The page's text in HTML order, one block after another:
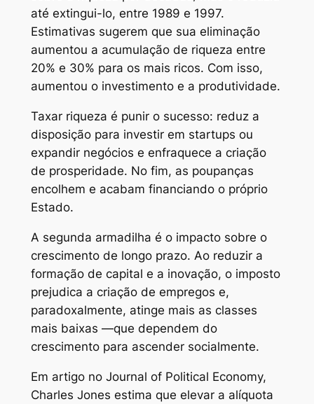
até extingui-lo, entre 1989 e 1997.
Estimativas sugerem que sua eliminação
aumentou a acumulação de riqueza entre
20% e 30% para os mais ricos. Com isso,
aumentou o investimento e a produtividade.
Taxar riqueza é punir o sucesso: reduz a
disposição para investir em startups ou
expandir negócios e enfraquece a criação
de prosperidade. No fim, as poupanças
encolhem e acabam financiando o próprio
Estado.
A segunda armadilha é o impacto sobre o
crescimento de longo prazo. Ao reduzir a
formação de capital e a inovação, o imposto
prejudica a criação de empregos e,
paradoxalmente, atinge mais as classes
mais baixas —que dependem do
crescimento para ascender socialmente.
Em artigo no Journal of Political Economy,
Charles Jones estima que elevar a alíquota